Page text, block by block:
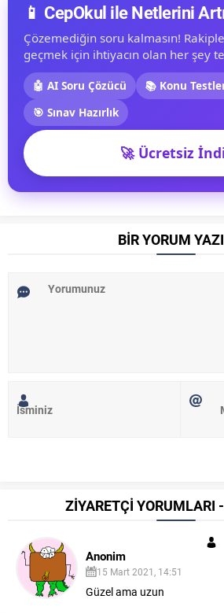
📱 CepOkul ile Netlerini
Çözemediğin soru kalmasın!
geçmek için ihtiyacın olan her şey
🤖 AI Soru Çözücü
📚 Konu
🎯 Sınav Hazırlık
🚀 Ücretsiz
BİR YORUM
ZİYARETÇİ YORUMLARI
Anonim
15 Mart 2021, 14:51
Güzel ama uzun